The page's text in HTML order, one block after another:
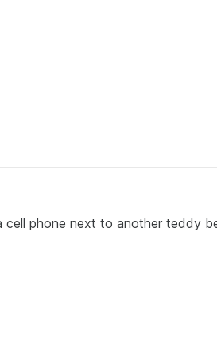
phone next to another teddy